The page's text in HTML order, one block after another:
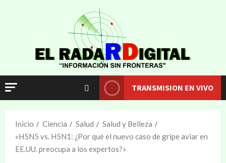
TRANSMISION EN VIVO
Inicio Ciencia Salud
Salud y Belleza
«H5N5 vs. H5N1: ¿Por qué el nuevo caso de gripe aviar en
EE.UU. preocupa a los expertos?»